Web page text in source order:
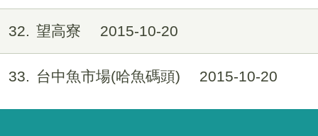
32 望高寮 2015-10-20
33 台中魚市場(哈魚碼頭) 2015-10-20